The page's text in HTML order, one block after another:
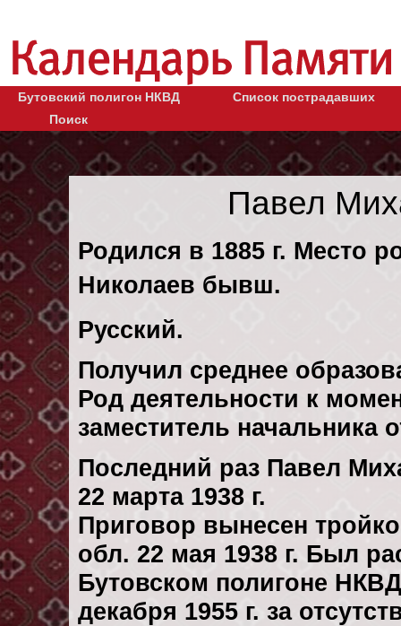
Бутовский полигон НКВД
Список пострадавших
Поиск
Павел
Родился в 1885 г. Место
Николаев бывш.
Русский.
Получил среднее
Род деятельности к
заместитель
Последний раз Павел
22 марта 1938 г.
Приговор вынесен
обл. 22 мая 1938 г. Был
Бутовском полигоне
декaбря 1955 г. за